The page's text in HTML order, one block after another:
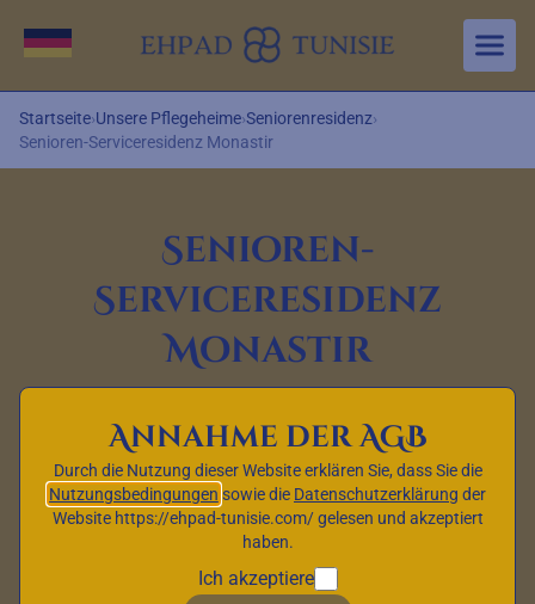
Aller au contenu principal
Sprache wechseln
Startseite›Unsere Pflegeheime›Seniorenresidenz›
Senioren-Serviceresidenz Monastir
Senioren-
Serviceresidenz
Monastir
Annahme der AGB
Durch die Nutzung dieser Website erklären Sie, dass Sie die
Nutzungsbedingungen sowie die Datenschutzerklärung der
Website https://ehpad-tunisie.com/ gelesen und akzeptiert
haben.
Ich akzeptiere